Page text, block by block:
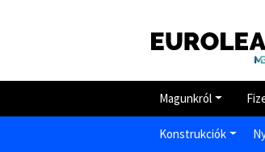
Magunkról
Konstrukciók